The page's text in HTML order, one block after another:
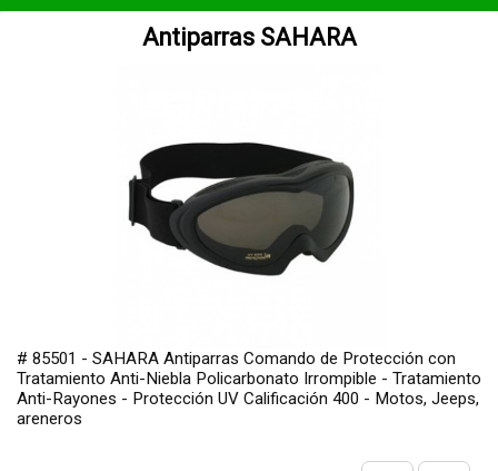
Antiparras SAHARA
# 85501 - SAHARA Antiparras Comando de Protección con
Tratamiento Anti-Niebla Policarbonato Irrompible - Tratamiento
Anti-Rayones - Protección UV Calificación 400 - Motos, Jeeps,
areneros